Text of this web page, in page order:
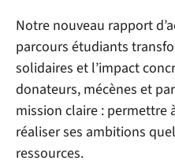
Notre nouveau rapport
parcours étudiants
solidaires et l’impact
donateurs, mécènes et
mission claire : permettre
réaliser ses ambitions
ressources.